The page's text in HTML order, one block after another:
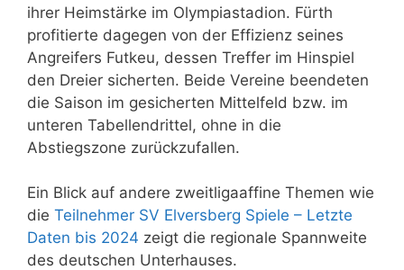
ihrer Heimstärke im Olympiastadion. Fürth
profitierte dagegen von der Effizienz seines
Angreifers Futkeu, dessen Treffer im Hinspiel
den Dreier sicherten. Beide Vereine beendeten
die Saison im gesicherten Mittelfeld bzw. im
unteren Tabellendrittel, ohne in die
Abstiegszone zurückzufallen.
Ein Blick auf andere zweitligaaffine Themen wie
die Teilnehmer SV Elversberg Spiele – Letzte
Daten bis 2024 zeigt die regionale Spannweite
des deutschen Unterhauses.